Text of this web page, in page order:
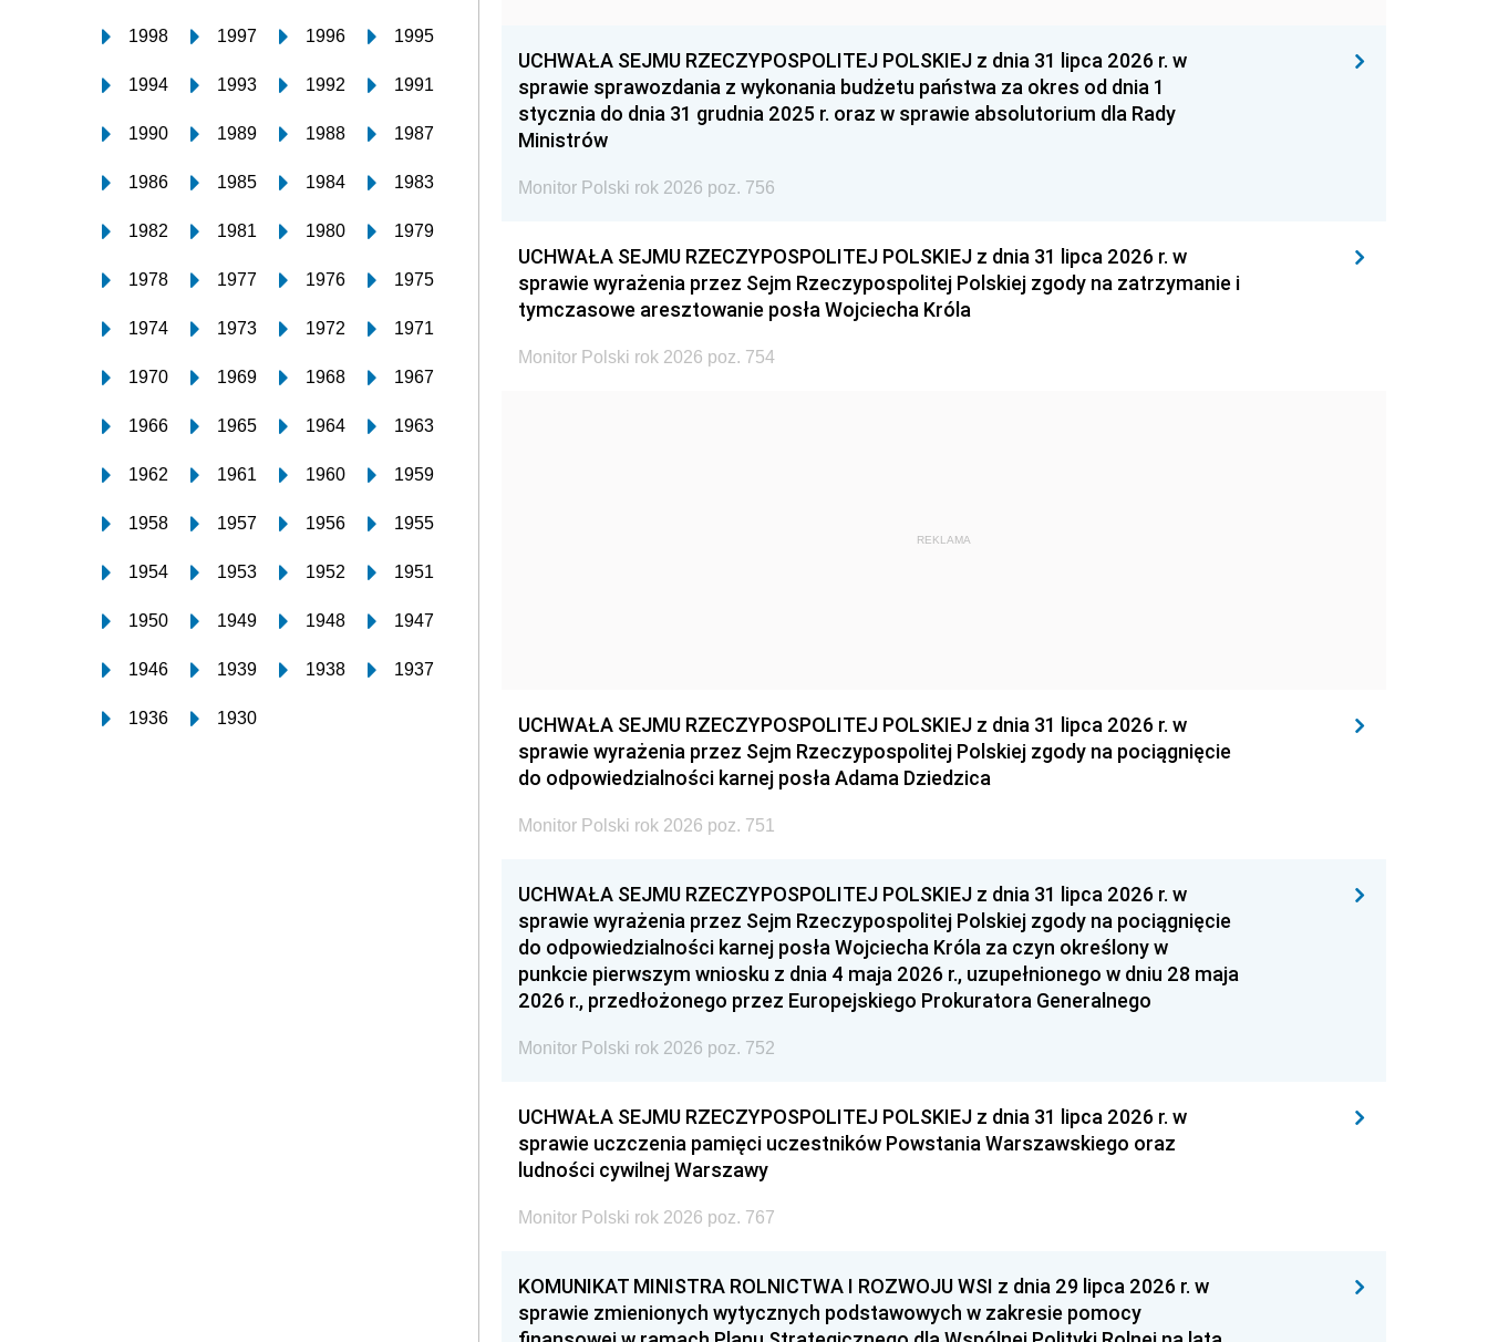
1998 1997 1996 1995
1994 1993 1992 1991
1990 1989 1988 1987
1986 1985 1984 1983
1982 1981 1980 1979
1978 1977 1976 1975
1974 1973 1972 1971
1970 1969 1968 1967
1966 1965 1964 1963
1962 1961 1960 1959
1958 1957 1956 1955
1954 1953 1952 1951
1950 1949 1948 1947
1946 1939 1938 1937
1936 1930
UCHWAŁA SEJMU RZECZYPOSPOLITEJ POLSKIEJ z dnia 31 lipca 2026 r. w
sprawie sprawozdania z wykonania budżetu państwa za okres od dnia 1
stycznia do dnia 31 grudnia 2025 r. oraz w sprawie absolutorium dla Rady
Ministrów
Monitor Polski rok 2026 poz. 756
UCHWAŁA SEJMU RZECZYPOSPOLITEJ POLSKIEJ z dnia 31 lipca 2026 r. w
sprawie wyrażenia przez Sejm Rzeczypospolitej Polskiej zgody na zatrzymanie i
tymczasowe aresztowanie posła Wojciecha Króla
Monitor Polski rok 2026 poz. 754
REKLAMA
UCHWAŁA SEJMU RZECZYPOSPOLITEJ POLSKIEJ z dnia 31 lipca 2026 r. w
sprawie wyrażenia przez Sejm Rzeczypospolitej Polskiej zgody na pociągnięcie
do odpowiedzialności karnej posła Adama Dziedzica
Monitor Polski rok 2026 poz. 751
UCHWAŁA SEJMU RZECZYPOSPOLITEJ POLSKIEJ z dnia 31 lipca 2026 r. w
sprawie wyrażenia przez Sejm Rzeczypospolitej Polskiej zgody na pociągnięcie
do odpowiedzialności karnej posła Wojciecha Króla za czyn określony w
punkcie pierwszym wniosku z dnia 4 maja 2026 r., uzupełnionego w dniu 28 maja
2026 r., przedłożonego przez Europejskiego Prokuratora Generalnego
Monitor Polski rok 2026 poz. 752
UCHWAŁA SEJMU RZECZYPOSPOLITEJ POLSKIEJ z dnia 31 lipca 2026 r. w
sprawie uczczenia pamięci uczestników Powstania Warszawskiego oraz
ludności cywilnej Warszawy
Monitor Polski rok 2026 poz. 767
KOMUNIKAT MINISTRA ROLNICTWA I ROZWOJU WSI z dnia 29 lipca 2026 r. w
sprawie zmienionych wytycznych podstawowych w zakresie pomocy